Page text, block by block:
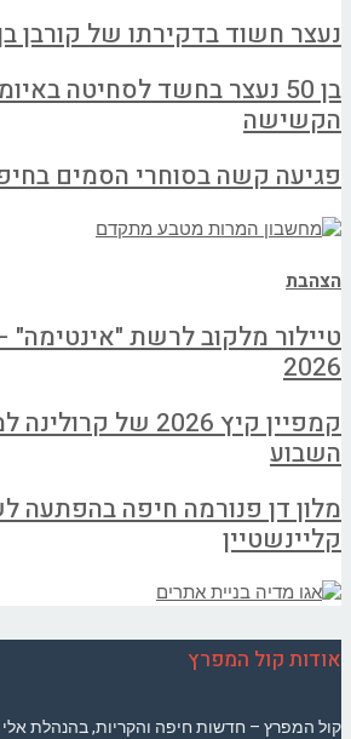
נעצר חשוד בדקירתו של קורבן בן 48
בן 50 נעצר בחשד לסחיטה
הקשישה
פגיעה קשה בסוחרי הסמים
הצהבת
טיילור מלקוב לרשת "אינטימה"
2026
קמפיין קיץ 2026 של
השבוע
מלון דן פנורמה חיפה בהפתעה
קליינשטיין
אודות קול המפרץ
קול המפרץ – חדשות חיפה והקריות, בהנהלת